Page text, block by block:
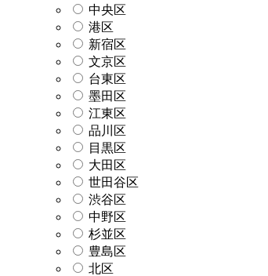
中央区
港区
新宿区
文京区
台東区
墨田区
江東区
品川区
目黒区
大田区
世田谷区
渋谷区
中野区
杉並区
豊島区
北区